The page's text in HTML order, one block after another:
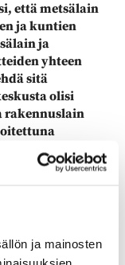
ja mainosten
että metsälain
ja kuntien
ja
yhteen
sitä
olisi
rakennuslain
kaavan
päätöksestä